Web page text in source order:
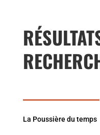
La Poussière du temps